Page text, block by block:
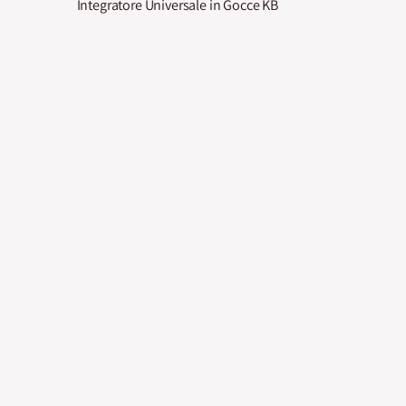
Integratore Universale in Gocce KB